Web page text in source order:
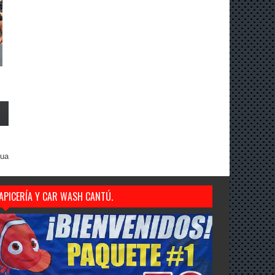
Y CAR WASH CANTÚ.